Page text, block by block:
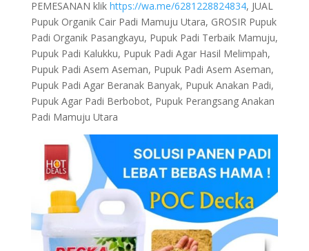
PEMESANAN klik https://wa.me/6281228824834, JUAL
Pupuk Organik Cair Padi Mamuju Utara, GROSIR Pupuk
Padi Organik Pasangkayu, Pupuk Padi Terbaik Mamuju,
Pupuk Padi Kalukku, Pupuk Padi Agar Hasil Melimpah,
Pupuk Padi Asem Aseman, Pupuk Padi Asem Aseman,
Pupuk Padi Agar Beranak Banyak, Pupuk Anakan Padi,
Pupuk Agar Padi Berbobot, Pupuk Perangsang Anakan
Padi Mamuju Utara